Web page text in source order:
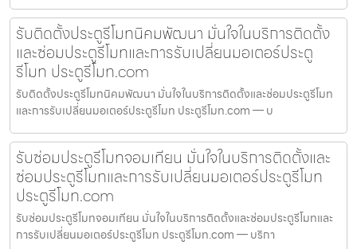
รับติดตั้งประตูรีโมทนิคมพัฒนา มั่นใจในบริการติดตั้ง
และซ่อมประตูรีโมทและการรับเปลี่ยนมอเตอร์ประตู
รีโมท ประตูรีโมท.com
รับติดตั้งประตูรีโมทนิคมพัฒนา มั่นใจในบริการติดตั้งและซ่อมประตูรีโมท
และการรับเปลี่ยนมอเตอร์ประตูรีโมท ประตูรีโมท.com — บ
รับซ่อมประตูรีโมทจอมเทียน มั่นใจในบริการติดตั้งและ
ซ่อมประตูรีโมทและการรับเปลี่ยนมอเตอร์ประตูรีโมท
ประตูรีโมท.com
รับซ่อมประตูรีโมทจอมเทียน มั่นใจในบริการติดตั้งและซ่อมประตูรีโมทและ
การรับเปลี่ยนมอเตอร์ประตูรีโมท ประตูรีโมท.com — บริกา